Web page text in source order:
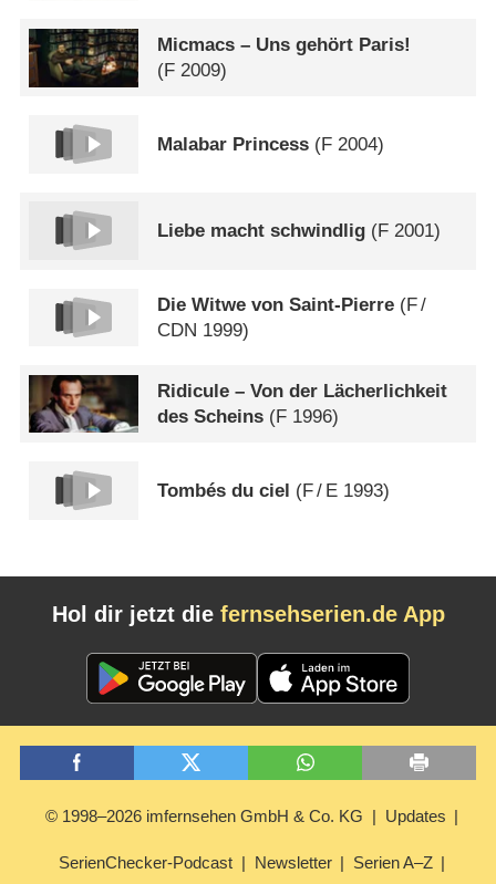
Micmacs – Uns gehört Paris!
(F 2009)
Malabar Princess (F 2004)
Liebe macht schwindlig (F 2001)
Die Witwe von Saint-Pierre (F/
CDN 1999)
Ridicule – Von der Lächerlichkeit
des Scheins (F 1996)
Tombés du ciel (F/ E 1993)
Hol dir jetzt die fernsehserien.de App
© 1998–2026 imfernsehen GmbH & Co. KG Updates
SerienChecker-Podcast Newsletter Serien A–Z